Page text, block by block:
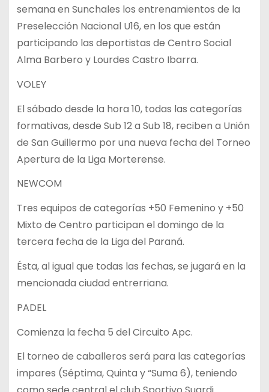
semana en Sunchales los entrenamientos de la
Preselección Nacional U16, en los que están
participando las deportistas de Centro Social
Alma Barbero y Lourdes Castro Ibarra.
VOLEY
El sábado desde la hora 10, todas las categorías
formativas, desde Sub 12 a Sub 18, reciben a Unión
de San Guillermo por una nueva fecha del Torneo
Apertura de la Liga Morterense.
NEWCOM
Tres equipos de categorías +50 Femenino y +50
Mixto de Centro participan el domingo de la
tercera fecha de la Liga del Paraná.
Ésta, al igual que todas las fechas, se jugará en la
mencionada ciudad entrerriana.
PADEL
Comienza la fecha 5 del Circuito Apc.
El torneo de caballeros será para las categorías
impares (Séptima, Quinta y “Suma 6), teniendo